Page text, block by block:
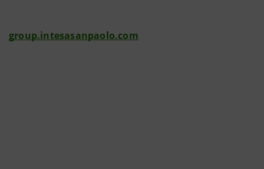
group.intesasanpaolo.com